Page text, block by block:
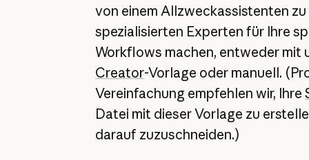
von einem Allzweckassistenten zu
spezialisierten Experten für Ihre
Workflows machen, entweder mit
Creator-Vorlage oder manuell.
Vereinfachung empfehlen wir, Ihre
Datei mit dieser Vorlage zu
darauf zuzuschneiden.)